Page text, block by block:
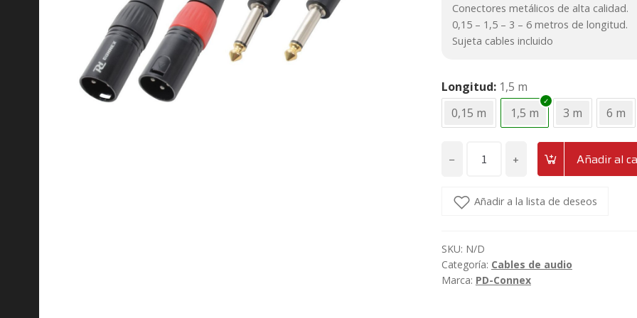
Conectores metálicos de alta calidad.
0,15 – 1,5 – 3 – 6 metros de longitud.
Sujeta cables incluido
Longitud 1,5 m
0,15 m
1,5 m 3 m 6 m
−
XLR
2
Jack
+ Añadir al
Añadir a la lista de deseos
SKU: N/D
Categoría: Cables de audio
Marca: PD-Connex